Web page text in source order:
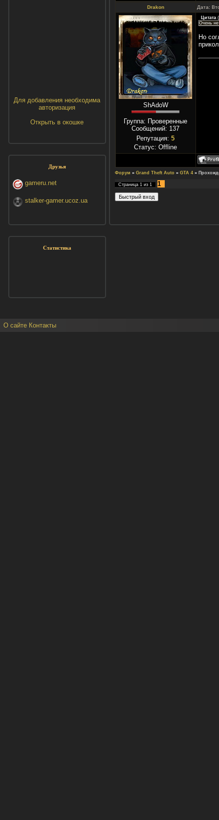
Для добавления необходима
авторизация
Открыть в окошке
Друзья
gameru.net
stalker-gamer.ucoz.ua
Статистика
Drakon Дата:
ShAdoW
Группа: Проверенные
Сообщений: 137
Репутация: 5
Статус: Offline
Цитата(
Очень не
Но
Форум » Grand Theft Auto » GTA 4 »
Страница 1из 1 1
О сайте Контакты